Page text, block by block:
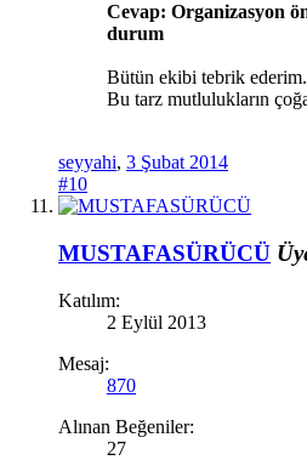
Cevap: Organizasyon
durum
Bütün ekibi tebrik ederim.
Bu tarz mutlulukların
seyyahi, 3 Şubat 2014
#10
MUSTAFASÜRÜCÜ
Katılım:
2 Eylül 2013
Mesaj:
870
Alınan Beğeniler:
27